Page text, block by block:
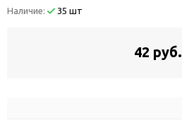
Наличие: 35 шт
42 руб.